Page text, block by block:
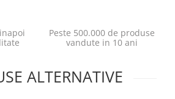
Peste 500.000 de produse
vandute in 10 ani
ALTERNATIVE